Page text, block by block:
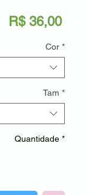
R$ 36,00Preço
Cor *
Tam *
Quantidade *